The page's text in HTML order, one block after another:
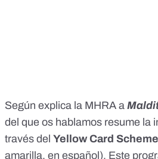
Según explica la MHRA a
del que os hablamos resume la
través del Yellow Card Scheme
amarilla, en español). Este